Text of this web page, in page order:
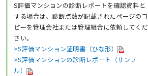
S評価マンションの診断レポートを確認資料と
する場合は、診断点数が記載されたページのコ
ピーを管理会社または管理組合に依頼してくだ
さい。
>S評価マンション証明書（ひな形）
>S評価マンションの診断レポート（サンプ
ル）